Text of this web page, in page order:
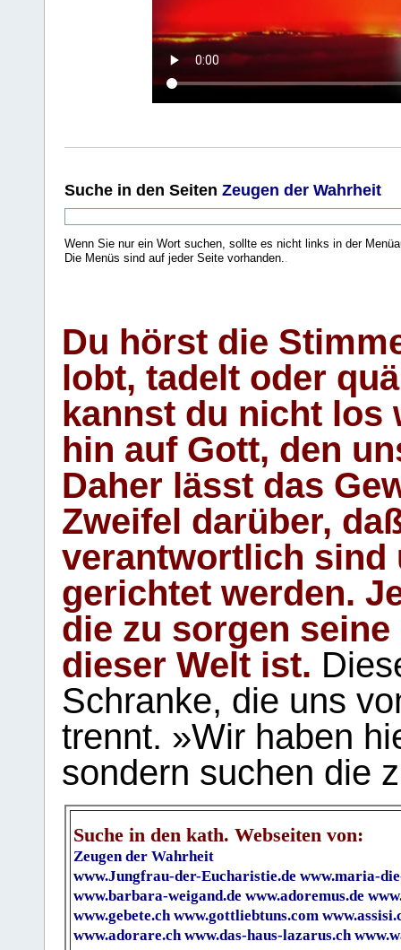
Suche in den Seiten Zeugen der Wahrheit
Wenn Sie nur ein Wort suchen, sollte es nicht links in der
Die Menüs sind auf jeder Seite vorhanden..
Du hörst die
lobt, tadelt oder
kannst du nicht los
hin auf Gott, den
Daher lässt das
Zweifel darüber,
verantwortlich sind
gerichtet werden.
die zu sorgen
dieser Welt ist.
Schranke, die uns
trennt. »Wir haben
sondern suchen die
Suche in den kath. Webseiten von:
Zeugen der Wahrheit
www.Jungfrau-der-Eucharistie.de www.maria-
www.barbara-weigand.de www.adoremus.de
www.gebete.ch www.gottliebtuns.com
www.adorare.ch www.das-haus-lazarus.ch